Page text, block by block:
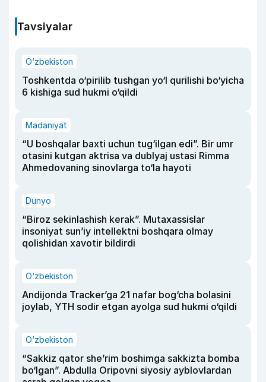
Tavsiyalar
O‘zbekiston
Toshkentda o‘pirilib tushgan yo‘l qurilishi bo‘yicha
6 kishiga sud hukmi o‘qildi
Madaniyat
“U boshqalar baxti uchun tug‘ilgan edi”. Bir umr
otasini kutgan aktrisa va dublyaj ustasi Rimma
Ahmedovaning sinovlarga to‘la hayoti
Dunyo
“Biroz sekinlashish kerak”. Mutaxassislar
insoniyat sun’iy intellektni boshqara olmay
qolishidan xavotir bildirdi
O‘zbekiston
Andijonda Tracker’ga 21 nafar bog‘cha bolasini
joylab, YTH sodir etgan ayolga sud hukmi o‘qildi
O‘zbekiston
“Sakkiz qator she’rim boshimga sakkizta bomba
bo‘lgan”. Abdulla Oripovni siyosiy ayblovlardan